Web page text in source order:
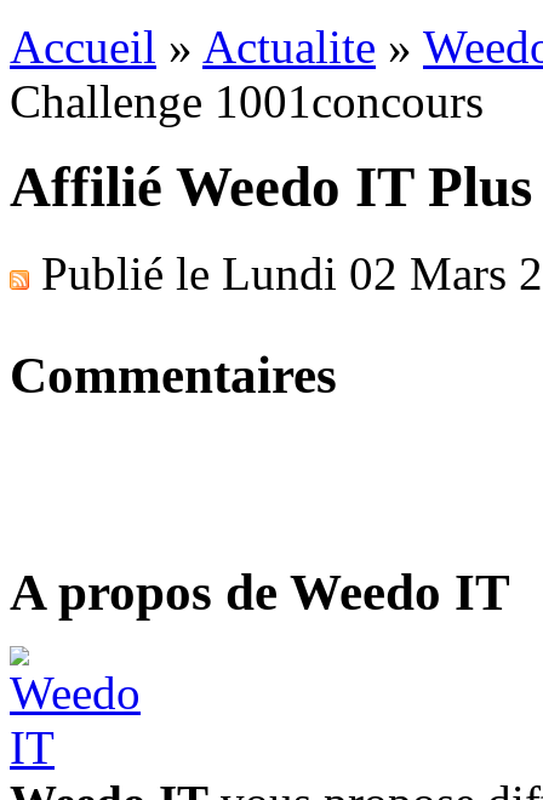
Accueil » Actualite »
Challenge 1001concours
Affilié Weedo IT
Publié le Lundi 02 Mars
Commentaires
A propos de Weedo IT